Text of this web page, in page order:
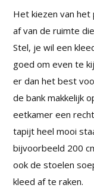
Het kiezen van
af van de ruimte
Stel, je wil een
goed om even te
er dan het best
de bank makkelijk
eetkamer een
tapijt heel mooi
bijvoorbeeld 200
ook de stoelen
kleed af te raken.